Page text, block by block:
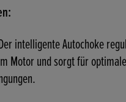
intelligente Autochoke
Motor und sorgt für